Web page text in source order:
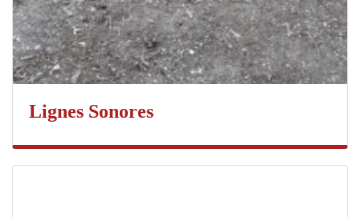
Lignes Sonores